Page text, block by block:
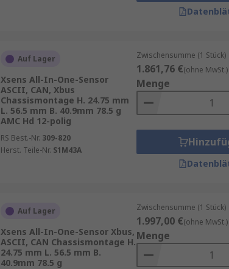
Auf Lager
Xsens All-In-One-Sensor
ASCII, CAN, Xbus
Chassismontage H. 24.75 mm
L. 56.5 mm B. 40.9mm 78.5 g
AMC Hd 12-polig
RS Best.-Nr. 309-820
Herst. Teile-Nr. S1M43A
Zwischensumme (1 Stück)
1.861,76 €(ohne MwSt.)
Menge
Auf Lager
Xsens All-In-One-Sensor Xbus,
ASCII, CAN Chassismontage H.
24.75 mm L. 56.5 mm B.
40.9mm 78.5 g
Zwischensumme (1 Stück)
1.997,00 €(ohne MwSt.)
Menge